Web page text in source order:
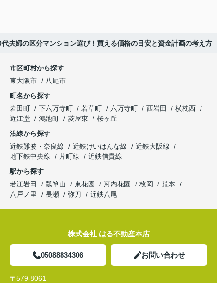
夫婦の区分マンション選び！買える価格の目安と資金計画の考え方
市区町村から探す
東大阪市
八尾市
町名から探す
岩田町
下六万寺町 若草町 六万寺町 西岩田
横枕西
近江堂
鴻池町 菱屋東
桜ヶ丘
沿線から探す
近鉄難波・奈良線
近鉄けいはんな線
近鉄大阪線
地下鉄中央線
片町線
近鉄信貴線
駅から探す
若江岩田
瓢箪山 東花園 河内花園 枚岡
荒本
八戸ノ里
長瀬 弥刀 近鉄八尾
株式会社 はる不動産本店
05088834306 お問い合わせ
〒579-8061